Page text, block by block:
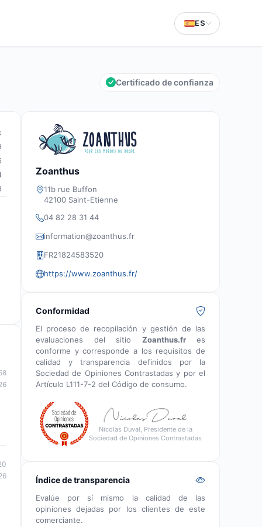
ES
Certificado de confianza
Zoanthus
11b rue Buffon
42100 Saint-Etienne
04 82 28 31 44
information@zoanthus.fr
FR21824583520
https://www.zoanthus.fr/
Conformidad
El proceso de recopilación y gestión de las
evaluaciones del sitio Zoanthus.fres
conforme y corresponde a los requisitos de
calidad y transparencia definidos por la
Sociedad de Opiniones Contrastadas y por el
Artículo L111-7-2 del Código de consumo.
Nicolas Duval, Presidente de la
Sociedad de Opiniones Contrastadas
Índice de transparencia
Evalúe por sí mismo la calidad de las
opiniones dejadas por los clientes de este
comerciante.